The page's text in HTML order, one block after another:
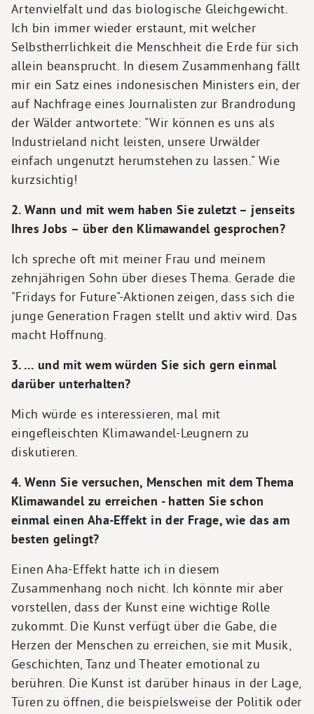
Artenvielfalt und das biologische Gleichgewicht.
Ich bin immer wieder erstaunt, mit welcher
Selbstherrlichkeit die Menschheit die Erde für sich
allein beansprucht. In diesem Zusammenhang fällt
mir ein Satz eines indonesischen Ministers ein, der
auf Nachfrage eines Journalisten zur Brandrodung
der Wälder antwortete: "Wir können es uns als
Industrieland nicht leisten, unsere Urwälder
einfach ungenutzt herumstehen zu lassen." Wie
kurzsichtig!
2. Wann und mit wem haben Sie zuletzt – jenseits
Ihres Jobs – über den Klimawandel gesprochen?
Ich spreche oft mit meiner Frau und meinem
zehnjährigen Sohn über dieses Thema. Gerade die
"Fridays for Future"-Aktionen zeigen, dass sich die
junge Generation Fragen stellt und aktiv wird. Das
macht Hoffnung.
3. … und mit wem würden Sie sich gern einmal
darüber unterhalten?
Mich würde es interessieren, mal mit
eingefleischten Klimawandel-Leugnern zu
diskutieren.
4. Wenn Sie versuchen, Menschen mit dem Thema
Klimawandel zu erreichen - hatten Sie schon
einmal einen Aha-Effekt in der Frage, wie das am
besten gelingt?
Einen Aha-Effekt hatte ich in diesem
Zusammenhang noch nicht. Ich könnte mir aber
vorstellen, dass der Kunst eine wichtige Rolle
zukommt. Die Kunst verfügt über die Gabe, die
Herzen der Menschen zu erreichen, sie mit Musik,
Geschichten, Tanz und Theater emotional zu
berühren. Die Kunst ist darüber hinaus in der Lage,
Türen zu öffnen, die beispielsweise der Politik oder